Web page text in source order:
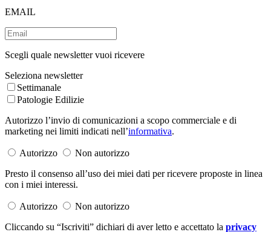
EMAIL
Scegli quale newsletter vuoi ricevere
Seleziona newsletter
Settimanale
Patologie Edilizie
Autorizzo l’invio di comunicazioni a scopo commerciale e di
marketing nei limiti indicati nell’informativa.
Autorizzo
Non autorizzo
Presto il consenso all’uso dei miei dati per ricevere proposte in linea
con i miei interessi.
Autorizzo
Non autorizzo
Cliccando su “Iscriviti” dichiari di aver letto e accettato la privacy